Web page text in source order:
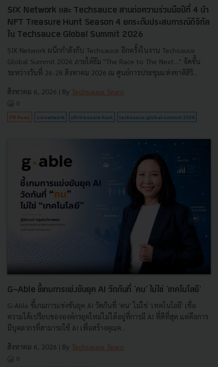
SIX Network และ Techsauce สานต่อความร่วมมือปีที่ 4 นำ
NFT Treasure Hunt Season 4 ยกระดับประสบการณ์ดิจิทัล
ใน Techsauce Global Summit 2026
SIX Network ผนึกกำลังกับ Techsauce อีกครั้งในงาน Techsauce
Global Summit 2026 ภายใต้ธีม "The Race to The Next…" จัดขึ้น
ระหว่างวันที่ 26-28 สิงหาคม 2026 ณ ศูนย์การประชุมแห่งชาติสิริ...
สิงหาคม 6, 2026 | By Techsauce Team
0
PR News six-network nft-treasure-hunt techsauce-global-summit-2026
G-Able ชี้เกมการแข่งขันยุค AI วัดกันที่ 'คน' ไม่ใช่ 'เทคโนโลยี'
G-Able ชี้เกมการแข่งขันยุค AI วัดกันที่ 'คน' ไม่ใช่ 'เทคโนโลยี' เชื่อ
ความได้เปรียบขององค์กรยุคใหม่ไม่ได้อยู่ที่การมี AI ที่ดีที่สุด แต่คือการ
มีบุคลากรที่สามารถใช้ AI เพื่อสร้างคุณค...
สิงหาคม 6, 2026 | By Techsauce Team
0